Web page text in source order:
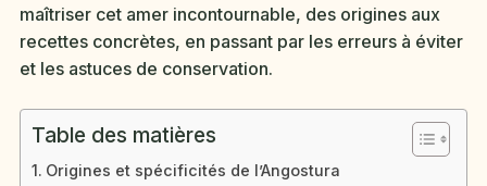
maîtriser cet amer incontournable, des origines aux
recettes concrètes, en passant par les erreurs à éviter
et les astuces de conservation.
Table des matières
Origines et spécificités de l’Angostura